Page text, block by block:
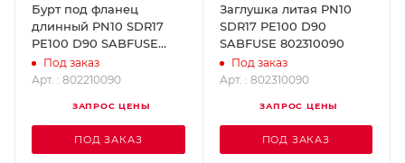
Бурт под фланец
длинный PN10 SDR17
PE100 D90 SABFUSE
802210090
Под заказ
Арт. : 802210090
ЗАПРОС ЦЕНЫ
ПОД ЗАКАЗ
Заглушка литая PN10
SDR17 PE100 D90
SABFUSE 802310090
Под заказ
Арт. : 802310090
ЗАПРОС ЦЕНЫ
ПОД ЗАКАЗ